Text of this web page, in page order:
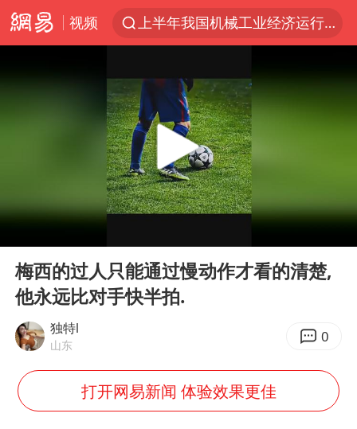
视频
上半年我国机械工业经济运行稳中有进
女子开一天一夜空调后二氧化碳中毒
陕西省委书记赶赴柞水县杏坪镇
年内第一高价股今日打新
改名后的“青海拉面”店
粉笔教育发布“自曝式”公开信
四川宜宾市高县发生4.9级地震
公司“上四休三”但要降薪1000元
Play
梅西的过人只能通过慢动作才看的清楚,
他永远比对手快半拍.
独特l
山东 0
打开网易新闻 体验效果更佳